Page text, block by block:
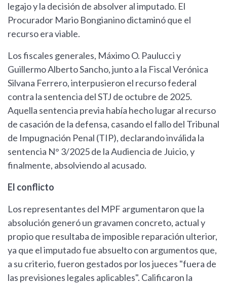
legajo y la decisión de absolver al imputado. El
Procurador Mario Bongianino dictaminó que el
recurso era viable.
Los fiscales generales, Máximo O. Paulucci y
Guillermo Alberto Sancho, junto a la Fiscal Verónica
Silvana Ferrero, interpusieron el recurso federal
contra la sentencia del STJ de octubre de 2025.
Aquella sentencia previa había hecho lugar al recurso
de casación de la defensa, casando el fallo del Tribunal
de Impugnación Penal (TIP), declarando inválida la
sentencia N° 3/2025 de la Audiencia de Juicio, y
finalmente, absolviendo al acusado.
El conflicto
Los representantes del MPF argumentaron que la
absolución generó un gravamen concreto, actual y
propio que resultaba de imposible reparación ulterior,
ya que el imputado fue absuelto con argumentos que,
a su criterio, fueron gestados por los jueces "fuera de
las previsiones legales aplicables". Calificaron la